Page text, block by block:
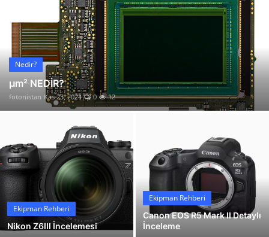
Nedir?
µm² NEDİR?
fotonistan Kas 23, 2024 0 12
Ekipman Rehberi
Nikon Z6III İncelemesi
Ekipman Rehberi
Canon EOS R5 Mark II Detaylı
İnceleme